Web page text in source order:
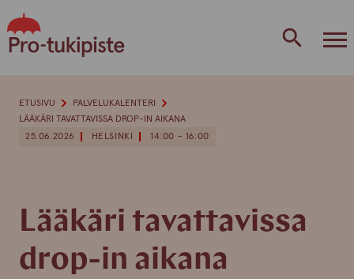
to
content
25.06.2026 HELSINKI 14:00 - 16:00
Lääkäri tavattavissa
drop-in aikana
ETUSIVU
PALVELUKALENTERI
LÄÄKÄRI TAVATTAVISSA DROP-IN AIKANA